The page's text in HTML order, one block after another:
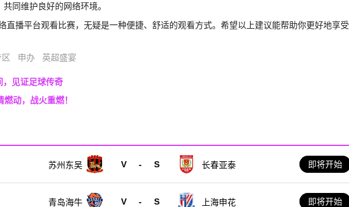
同维护良好的网络环境。
直播平台观看比赛，无疑是一种便捷、舒适的观看方式。希望以上建议能帮助你更好地享受
区 申办 英超盛宴
，见证足球传奇
动，战火重燃！
苏州东吴 V - S 长春亚泰 即将开始
青岛海牛 V - S 上海申花 即将开始